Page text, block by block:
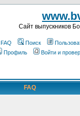
Cайт выпускников
FAQ Поиск
Профиль
Войти и
FAQ